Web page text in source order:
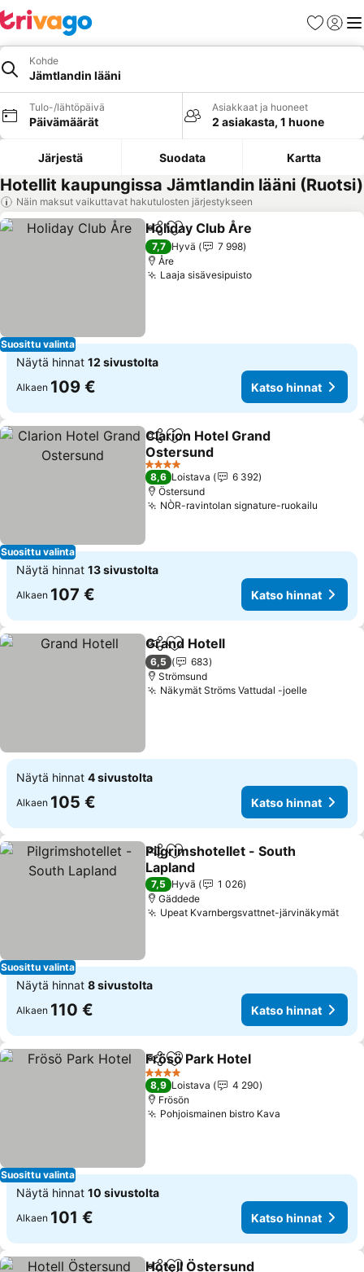
Suosikit
Kohde
Jämtlandin lääni
Tulo-/lähtöpäivä
Päivämäärät
Asiakkaat ja huoneet
2 asiakasta, 1 huone
Järjestä Suodata Kartta
Hotellit kaupungissa Jämtlandin lääni (Ruotsi)
Näin maksut vaikuttavat hakutulosten järjestykseen
Suosittu valinta
Jaa Lisää suosikkeihin
Holiday Club Åre
7,7 Hyvä
7 998
Åre
Laaja sisävesipuisto
Näytä hinnat 12 sivustolta
Alkaen 109 € Katso hinnat
Suosittu valinta
Jaa Lisää suosikkeihin
Clarion Hotel Grand
Ostersund
4 Tähtiluokitus
8,6 Loistava
6 392
Östersund
NÒR-ravintolan signature-ruokailu
Näytä hinnat 13 sivustolta
Alkaen 107 € Katso hinnat
Jaa Lisää suosikkeihin
Grand Hotell
6,5
683
Strömsund
Näkymät Ströms Vattudal -joelle
Näytä hinnat 4 sivustolta
Alkaen 105 € Katso hinnat
Suosittu valinta
Jaa Lisää suosikkeihin
Pilgrimshotellet - South
Lapland
7,5 Hyvä
1 026
Gäddede
Upeat Kvarnbergsvattnet-järvinäkymät
Näytä hinnat 8 sivustolta
Alkaen 110 € Katso hinnat
Suosittu valinta
Jaa Lisää suosikkeihin
Frösö Park Hotel
4 Tähtiluokitus
8,9 Loistava
4 290
Frösön
Pohjoismainen bistro Kava
Näytä hinnat 10 sivustolta
Alkaen 101 € Katso hinnat
Hotell Östersund